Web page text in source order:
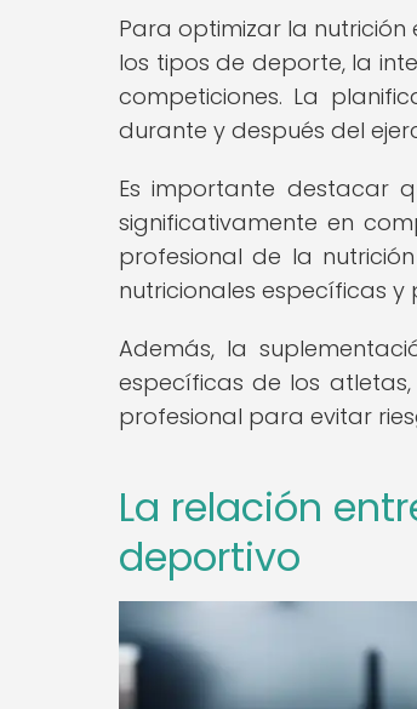
Para optimizar la
los tipos de deporte, la
competiciones. La
durante y después del
Es importante destacar
significativamente en
profesional de la
nutricionales específicas
Además, la
específicas de los
profesional para evitar
La relación
deportivo